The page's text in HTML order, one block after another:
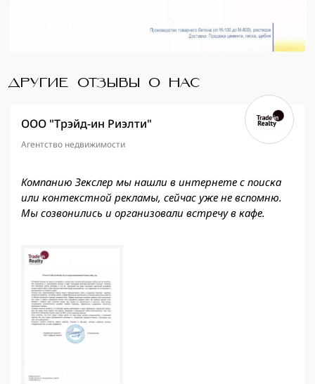
ДРУГИЕ ОТЗЫВЫ О НАС
ООО "Трэйд-ин Риэлти"
Агентство недвижимости
Компанию Зекслер мы нашли в интернете с поиска
или контекстной рекламы, сейчас уже не вспомню.
Мы созвонились и организовали встречу в кафе.